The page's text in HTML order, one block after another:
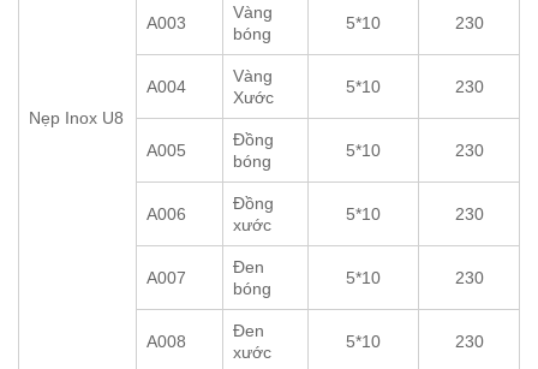
Nẹp Inox U8
A003
Vàng
bóng
5*10 230
A004
Vàng
Xước
5*10 230
A005
Đồng
bóng
5*10 230
A006
Đồng
xước
5*10 230
A007
Đen
bóng
5*10 230
A008
Đen
xước
5*10 230